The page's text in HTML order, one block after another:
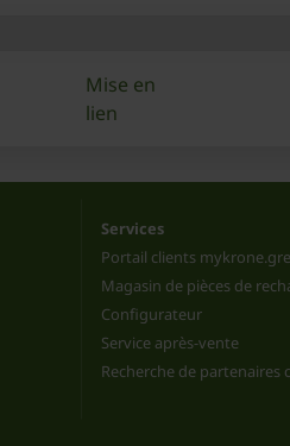
Mise en
lien
Services
Portail clients
Magasin de pièces de
Configurateur
Service après-vente
Recherche de partenaires